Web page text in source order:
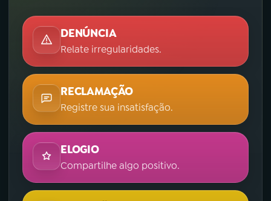
DENÚNCIA
Relate irregularidades.
RECLAMAÇÃO
Registre sua insatisfação.
ELOGIO
Compartilhe algo positivo.